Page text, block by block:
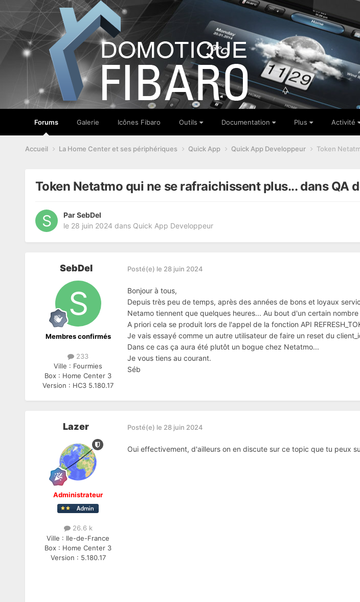
Forums Galerie Icônes Fibaro Outils Documentation Plus Activité
Accueil La Home Center et ses périphériques Quick App Quick App Developpeur Token
Token Netatmo qui ne se rafraichissent plus... dans QA
ParSebDel
le 28 juin 2024 dans Quick App Developpeur
SebDel
Membres confirmés
233
Ville : Fourmies
Box : Home Center 3
Version : HC3 5.180.17
Posté(e) le 28 juin 2024
Bonjour à tous,
Depuis très peu de temps, après des années de bons et loyaux
Netamo tiennent que quelques heures... Au bout d'un certain
A priori cela se produit lors de l'appel de la fonction API
Je vais essayé comme un autre utilisateur de faire un reset du
Dans ce cas ça aura été plutôt un bogue chez Netatmo...
Je vous tiens au courant.
Séb
Lazer
Administrateur
26.6 k
Ville : Ile-de-France
Box : Home Center 3
Version : 5.180.17
Posté(e) le 28 juin 2024
Oui effectivement, d'ailleurs on en discute sur ce topic que tu peux